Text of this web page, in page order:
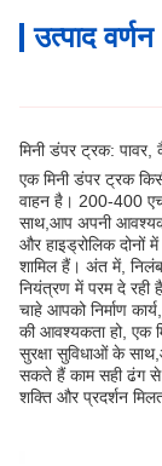
उत्पाद वर्णन
मिनी डंपर ट्रक:
एक मिनी डंपर ट्रक
वाहन है। 200-400
साथ,आप अपनी
और हाइड्रोलिक दोनों
शामिल हैं। अंत में,
नियंत्रण में परम दे रही है.
चाहे आपको निर्माण
की आवश्यकता हो, एक
सुरक्षा सुविधाओं के
सकते हैं काम सही ढंग
शक्ति और प्रदर्शन